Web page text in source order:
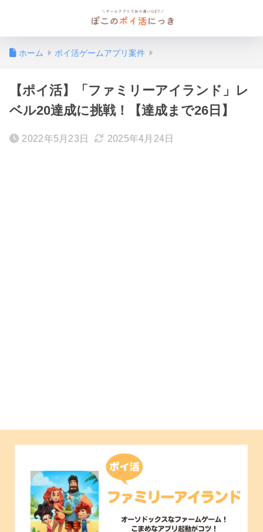
ホーム ポイ活ゲームアプリ案件
【ポイ活】「ファミリーアイランド」レ
ベル20達成に挑戦！【達成まで26日】
2022年5月23日 2025年4月24日